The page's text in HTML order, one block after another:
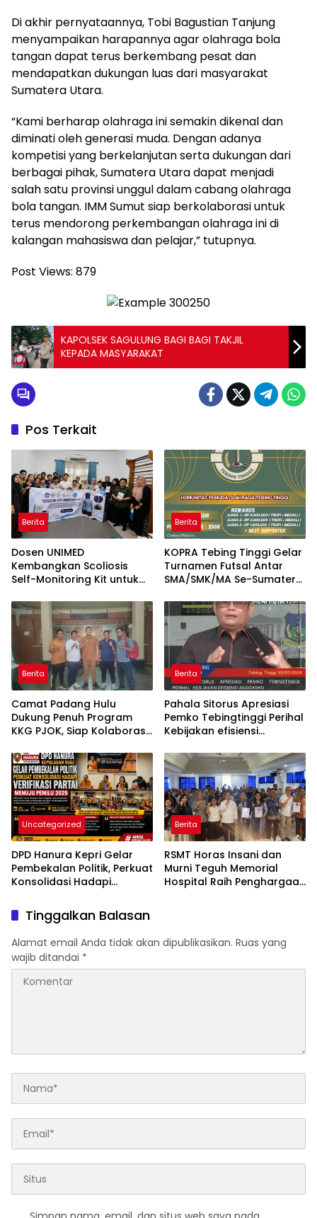
Di akhir pernyataannya, Tobi Bagustian Tanjung
menyampaikan harapannya agar olahraga bola
tangan dapat terus berkembang pesat dan
mendapatkan dukungan luas dari masyarakat
Sumatera Utara.
“Kami berharap olahraga ini semakin dikenal dan
diminati oleh generasi muda. Dengan adanya
kompetisi yang berkelanjutan serta dukungan dari
berbagai pihak, Sumatera Utara dapat menjadi
salah satu provinsi unggul dalam cabang olahraga
bola tangan. IMM Sumut siap berkolaborasi untuk
terus mendorong perkembangan olahraga ini di
kalangan mahasiswa dan pelajar,” tutupnya.
Post Views: 879
KAPOLSEK SAGULUNG BAGI BAGI TAKJIL
KEPADA MASYARAKAT
Pos Terkait
Berita
Dosen UNIMED
Kembangkan Scoliosis
Self-Monitoring Kit untuk
Mandiri Pasien Scoliosis
Berita
KOPRA Tebing Tinggi Gelar
Turnamen Futsal Antar
SMA/SMK/MA Se-Sumatera
Berita
Camat Padang Hulu
Dukung Penuh Program
KKG PJOK, Siap Kolaborasi
dan Berprestasi
Berita
Pahala Sitorus Apresiasi
Pemko Tebingtinggi Perihal
Kebijakan efisiensi
Uncategorized
DPD Hanura Kepri Gelar
Pembekalan Politik, Perkuat
Konsolidasi Hadapi
Pemilu 2029
Berita
RSMT Horas Insani dan
Murni Teguh Memorial
Hospital Raih Penghargaan
Tinggalkan Balasan
Alamat email Anda tidak akan dipublikasikan. Ruas yang
wajib ditandai *